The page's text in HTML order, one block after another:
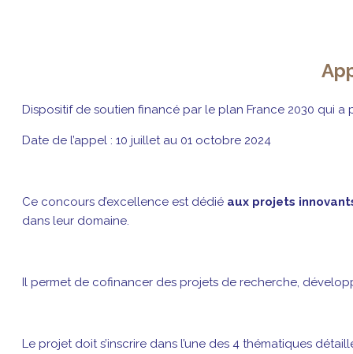
Dispositif de soutien financé par le plan France 2030 qui
Date de l’appel : 10 juillet au 01 octobre 2024
Ce concours d’excellence est dédié aux projets
dans leur domaine.
Il permet de cofinancer des projets de recherche,
Le projet doit s’inscrire dans l’une des 4 thématiques